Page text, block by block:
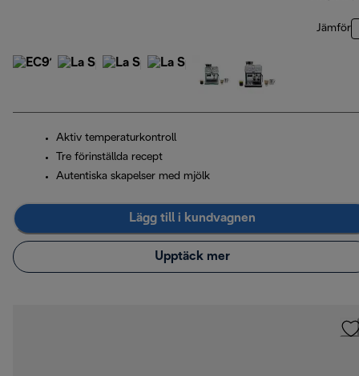
Jämför
Aktiv temperaturkontroll
Tre förinställda recept
Autentiska skapelser med mjölk
Lägg till i kundvagnen
Upptäck mer